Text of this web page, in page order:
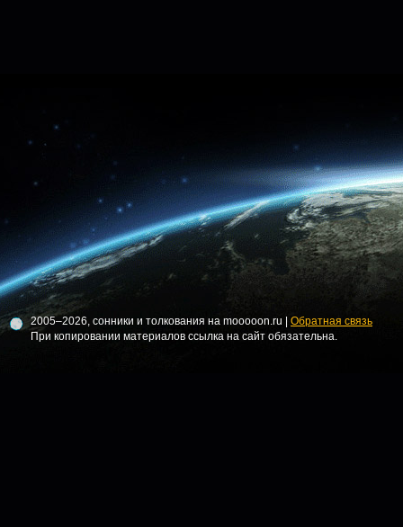
2005–2026, сонники и толкования на mooooon.ru | Обратная связь
При копировании материалов ссылка на сайт обязательна.